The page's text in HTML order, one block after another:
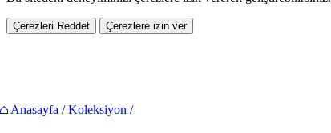
Anasayfa / Koleksiyon /
Çerezleri Reddet Çerezlere izin ver
Facebook Twitter Pinterest